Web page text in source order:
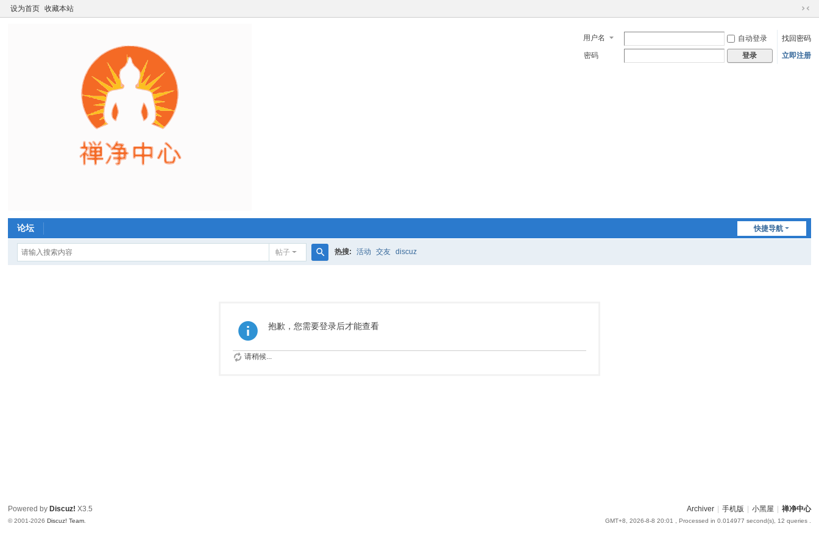
设为首页 收藏本站
切
到
窄
用户名 自动登录
找回密码
密码
登录 立即注册
快捷导航
论坛
帖子 热搜: 活动 交友 discuz
抱歉，您需要登录后才能查看
请稍候...
Archiver 手机版 小黑屋 禅净中心
GMT+8, 2026-8-8 20:01 , Processed in 0.014977 second(s), 12 queries .
Powered by Discuz! X3.5
© 2001-2026Discuz! Team.